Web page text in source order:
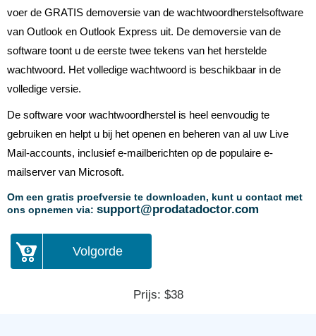
voer de GRATIS demoversie van de wachtwoordherstelsoftware
van Outlook en Outlook Express uit. De demoversie van de
software toont u de eerste twee tekens van het herstelde
wachtwoord. Het volledige wachtwoord is beschikbaar in de
volledige versie.
De software voor wachtwoordherstel is heel eenvoudig te
gebruiken en helpt u bij het openen en beheren van al uw Live
Mail-accounts, inclusief e-mailberichten op de populaire e-
mailserver van Microsoft.
Om een ​​gratis proefversie te downloaden, kunt u contact met
ons opnemen via: support@prodatadoctor.com
Volgorde
Prijs: $38